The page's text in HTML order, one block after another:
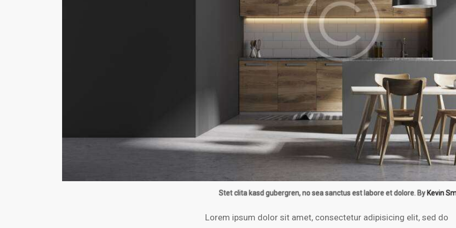
Stet clita kasd gubergren, no sea sanctus est labore et dolore. By Kevin
Lorem ipsum dolor sit amet, consectetur adipisicing elit, sed do